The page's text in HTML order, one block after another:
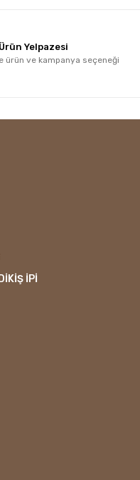
Yelpazesi
ürün ve kampanya seçeneği
İPİ